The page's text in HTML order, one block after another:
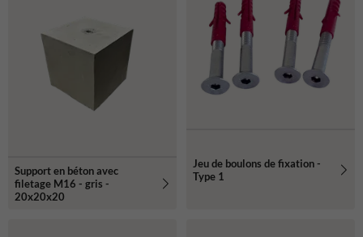
Support en béton avec
filetage M16 - gris -
20x20x20
Jeu de boulons de fixation -
Type 1